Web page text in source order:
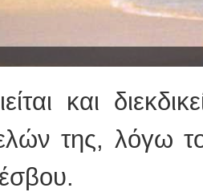
και
της, λόγω